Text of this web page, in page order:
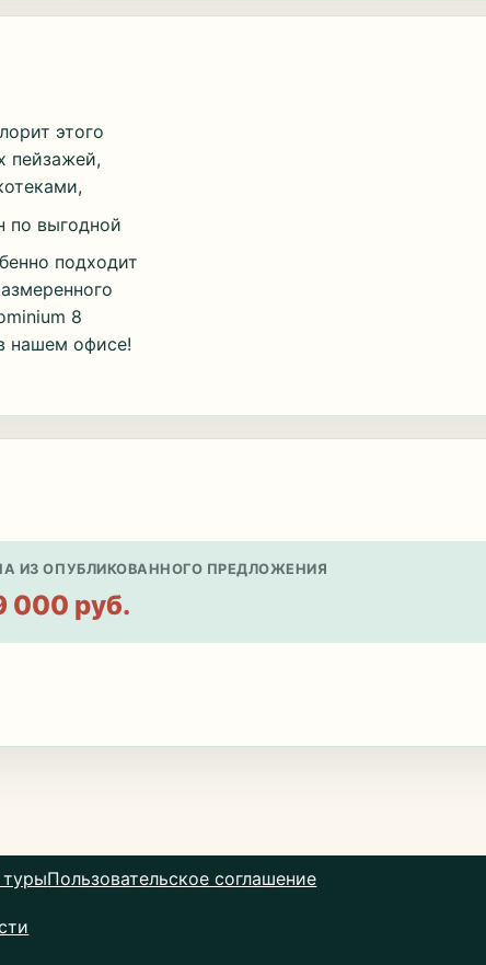
этого
пейзажей,
по выгодной
подходит
8
нашем офисе!
ИЗ ОПУБЛИКОВАННОГО ПРЕДЛОЖЕНИЯ
000 руб.
турыПользовательское соглашение